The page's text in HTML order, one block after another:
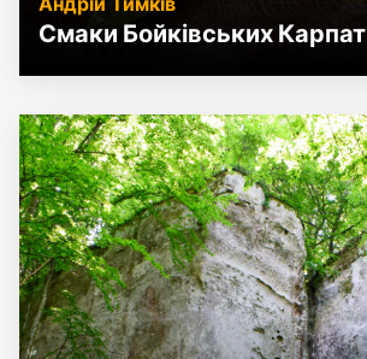
Смаки Бойківських Карпат
new